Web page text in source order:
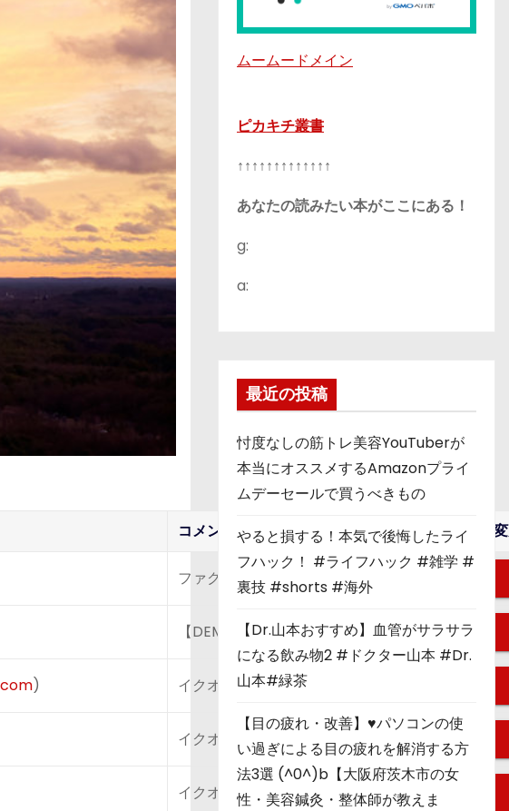
コメント
ファクタリングならTerasu株式会社
【DEMICRAWFILE】オンライン映像スクール
) イクオスAmazon
イクオスアマゾン
イクオス楽天
ムームードメイン
ピカキチ叢書
↑↑↑↑↑↑↑↑↑↑↑↑↑
あなたの読みたい本がここにある！
g:
a:
最近の投稿
忖度なしの筋トレ美容YouTuberが
本当にオススメするAmazonプライ
ムデーセールで買うべきもの
やると損する！本気で後悔したライ
フハック！ #ライフハック #雑学 #
裏技 #shorts #海外
【Dr.山本おすすめ】血管がサラサラ
になる飲み物2 #ドクター山本 #Dr.
山本#緑茶
【目の疲れ・改善】♥パソコンの使
い過ぎによる目の疲れを解消する方
法3選 (^0^)b【大阪府茨木市の女
性・美容鍼灸・整体師が教えま